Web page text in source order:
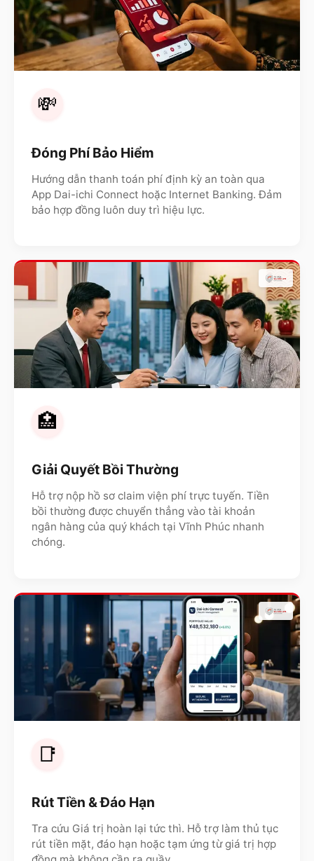
💸
Đóng Phí Bảo Hiểm
Hướng dẫn thanh toán phí định kỳ an toàn qua
App Dai-ichi Connect hoặc Internet Banking. Đảm
bảo hợp đồng luôn duy trì hiệu lực.
🏥
Giải Quyết Bồi Thường
Hỗ trợ nộp hồ sơ claim viện phí trực tuyến. Tiền
bồi thường được chuyển thẳng vào tài khoản
ngân hàng của quý khách tại Vĩnh Phúc nhanh
chóng.
📑
Rút Tiền & Đáo Hạn
Tra cứu Giá trị hoàn lại tức thì. Hỗ trợ làm thủ tục
rút tiền mặt, đáo hạn hoặc tạm ứng từ giá trị hợp